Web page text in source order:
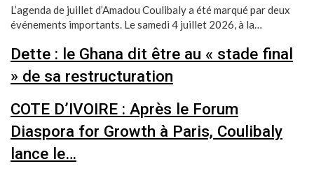
L’agenda de juillet d’Amadou Coulibaly a été marqué par deux
événements importants. Le samedi 4 juillet 2026, à la…
Dette : le Ghana dit être au « stade final
» de sa restructuration
COTE D’IVOIRE : Après le Forum
Diaspora for Growth à Paris, Coulibaly
lance le…